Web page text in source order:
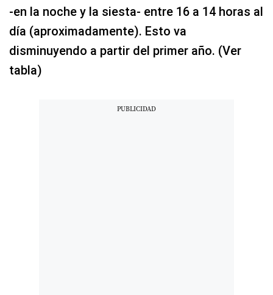
-en la noche y la siesta- entre 16 a 14 horas al
día (aproximadamente). Esto va
disminuyendo a partir del primer año. (Ver
tabla)